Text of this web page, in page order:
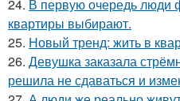
24. В первую очередь люди
квартиры выбирают.
25. Новый тренд: жить в
26. Девушка заказала
решила не сдаваться и